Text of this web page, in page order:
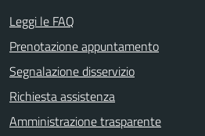
Leggi le FAQ
Prenotazione appuntamento
Segnalazione disservizio
Richiesta assistenza
Amministrazione trasparente